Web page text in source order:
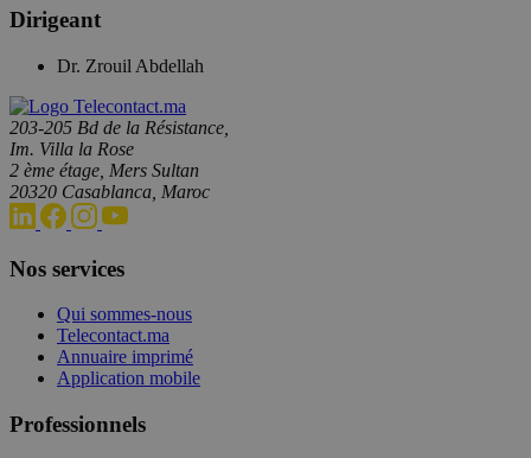
Dirigeant
Dr. Zrouil Abdellah
203-205 Bd de la Résistance,
Im. Villa la Rose
2 ème étage, Mers Sultan
20320 Casablanca, Maroc
Nos services
Qui sommes-nous
Telecontact.ma
Annuaire imprimé
Application mobile
Professionnels